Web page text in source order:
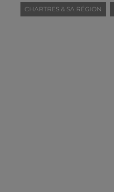
CHARTRES & SA RÉGION